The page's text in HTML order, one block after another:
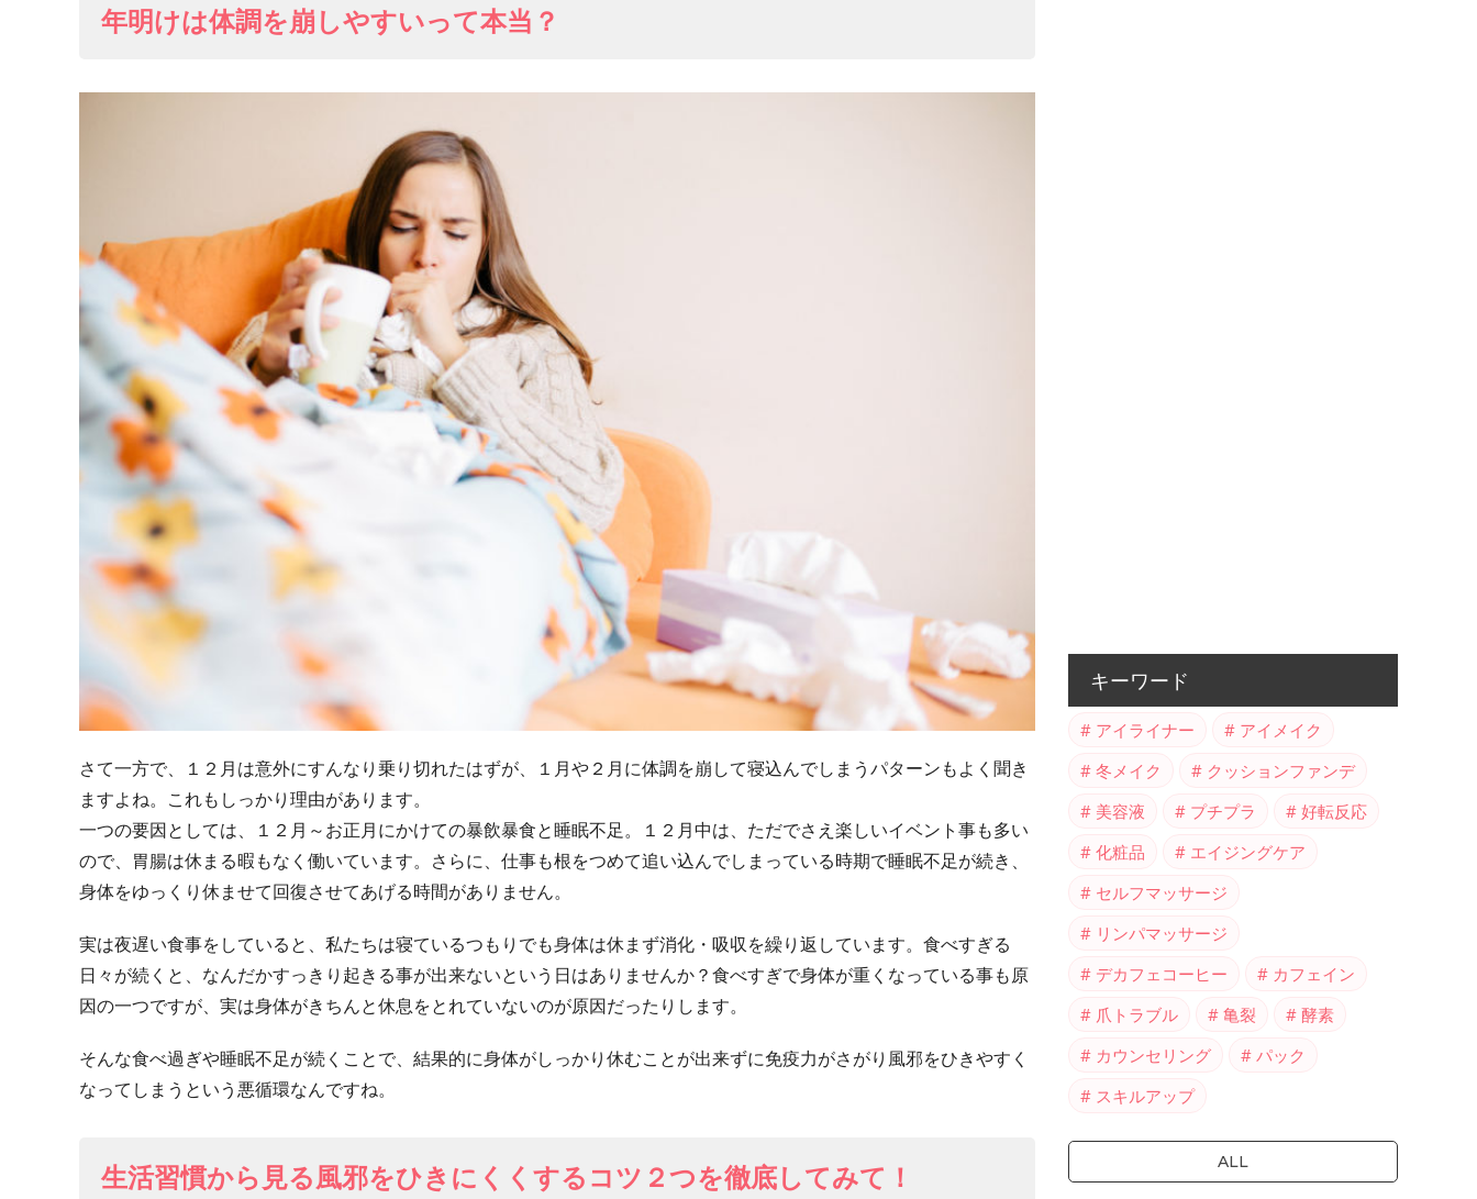
年明けは体調を崩しやすいって本当？
さて一方で、１２月は意外にすんなり乗り切れたはずが、１月や２月に体調を崩して寝込んでしまうパターンもよく聞き
ますよね。これもしっかり理由があります。
一つの要因としては、１２月～お正月にかけての暴飲暴食と睡眠不足。１２月中は、ただでさえ楽しいイベント事も多い
ので、胃腸は休まる暇もなく働いています。さらに、仕事も根をつめて追い込んでしまっている時期で睡眠不足が続き、
身体をゆっくり休ませて回復させてあげる時間がありません。
実は夜遅い食事をしていると、私たちは寝ているつもりでも身体は休まず消化・吸収を繰り返しています。食べすぎる
日々が続くと、なんだかすっきり起きる事が出来ないという日はありませんか？食べすぎで身体が重くなっている事も原
因の一つですが、実は身体がきちんと休息をとれていないのが原因だったりします。
そんな食べ過ぎや睡眠不足が続くことで、結果的に身体がしっかり休むことが出来ずに免疫力がさがり風邪をひきやすく
なってしまうという悪循環なんですね。
生活習慣から見る風邪をひきにくくするコツ２つを徹底してみて！
キーワード
アイライナー
アイメイク
冬メイク
クッションファンデ
美容液
プチプラ
好転反応
化粧品
エイジングケア
セルフマッサージ
リンパマッサージ
デカフェコーヒー
カフェイン
爪トラブル
亀裂
酵素
カウンセリング
パック
スキルアップ
ALL